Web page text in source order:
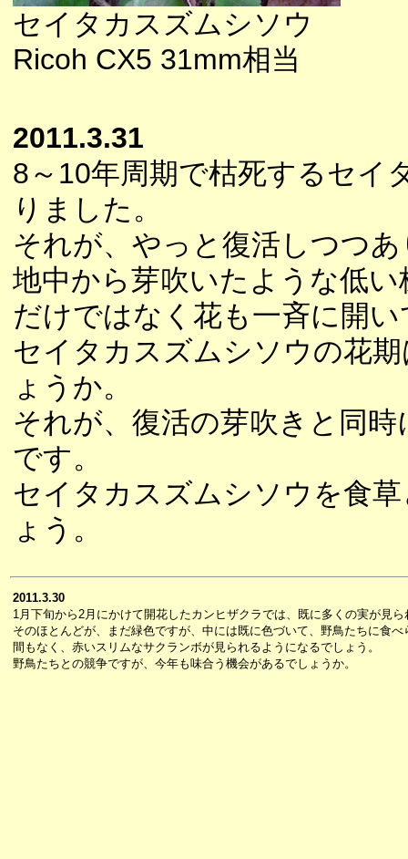
セイタカスズムシソウ
Ricoh CX5 31mm相当
2011.3.31
8～10年周期で枯死するセイ
りました。
それが、やっと復活しつつ
地中から芽吹いたような低
だけではなく花も一斉に開
セイタカスズムシソウの花
ょうか。
それが、復活の芽吹きと同
です。
セイタカスズムシソウを食
ょう。
2011.3.30
1月下旬から2月にかけて開花したカンヒザクラでは、既に多くの実が見ら
そのほとんどが、まだ緑色ですが、中には既に色づいて、野鳥たちに食
間もなく、赤いスリムなサクランボが見られるようになるでしょう。
野鳥たちとの競争ですが、今年も味合う機会があるでしょうか。